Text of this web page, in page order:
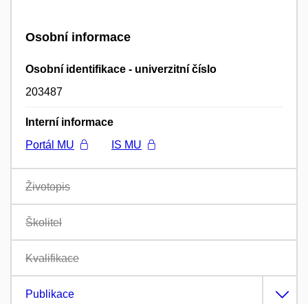
Osobní informace
Osobní identifikace - univerzitní číslo
203487
Interní informace
Portál MU
IS MU
Životopis
Školitel
Kvalifikace
Publikace